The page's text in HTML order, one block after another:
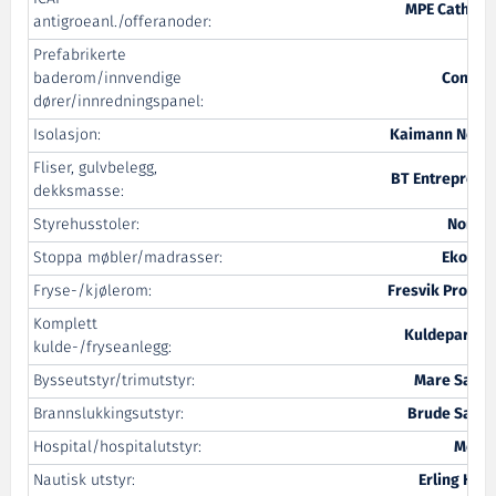
antigroeanl./offeranoder:
MPE
Prefabrikerte
baderom/innvendige
dører/innredningspanel:
Isolasjon:
Kaimann
Fliser, gulvbelegg,
dekksmasse:
BT
Styrehusstoler:
Stoppa møbler/madrasser:
Fryse-/kjølerom:
Fresvik
Komplett
kulde-/fryseanlegg:
Bysseutstyr/trimutstyr:
Mare
Brannslukkingsutstyr:
Brude
Hospital/hospitalutstyr:
Medi
Nautisk utstyr:
Erling